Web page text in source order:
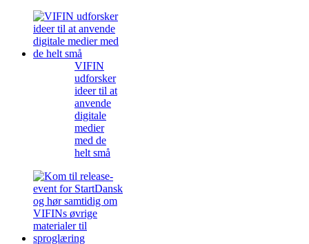
VIFIN
udforsker
ideer til at
anvende
digitale
medier
med de
helt små